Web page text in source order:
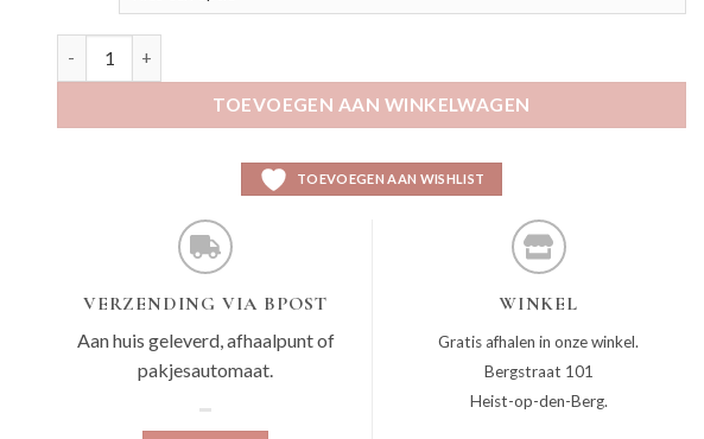
TOEVOEGEN AAN WINKELWAGEN
TOEVOEGEN AAN WISHLIST
VERZENDING VIA BPOST
Aan huis geleverd, afhaalpunt of
pakjesautomaat.
WINKEL
Gratis afhalen in onze winkel.
Bergstraat 101
Heist-op-den-Berg.